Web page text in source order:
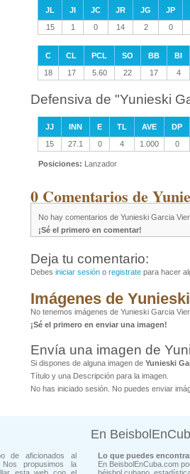
JL JI JC JR JG JP
15
1 0 14 2 0
C CL PCL SO BB BI
18
17 5.60 22 17 4
Defensiva de "Yunieski
JJ INN E TL AVE DP
15
27.1 0 4 1.000 0
Posiciones: Lanzador
0 Comentarios de
No hay comentarios de Yunieski Garcia
¡Sé el primero en comentar!
Deja tu comentario:
Debes iniciar sesión o registrate para hacer
Imágenes de
No tenemos imágenes de Yunieski Garcia
¡Sé el primero en enviar una imagen!
Envía una imagen de
Si dispones de alguna imagen de Yunieski
Título y una Descripción para la imagen.
No has iniciado sesión. No puedes enviar
de aficionados al
propusimos la
En
Lo que puedes
En BeisbolEnCuba.com